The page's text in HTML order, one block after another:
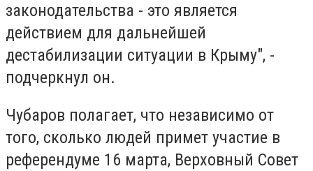
законодательства - это является
действием для дальнейшей
дестабилизации ситуации в Крыму", -
подчеркнул он.
Чубаров полагает, что независимо от
того, сколько людей примет участие в
референдуме 16 марта, Верховный Совет